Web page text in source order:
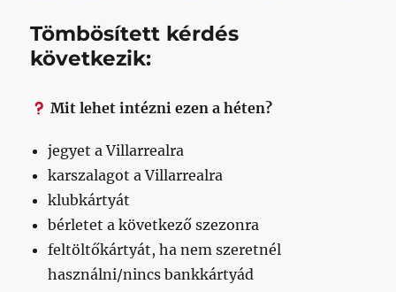
Tömbösített kérdés
következik:
Mit lehet intézni ezen a héten?
jegyet a Villarrealra
karszalagot a Villarrealra
klubkártyát
bérletet a következő szezonra
feltöltőkártyát, ha nem szeretnél
használni/nincs bankkártyád